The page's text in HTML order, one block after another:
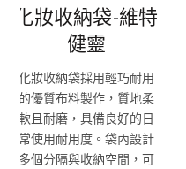
化妝收納袋-維特
健靈
化妝收納袋採用輕巧耐用
的優質布料製作，質地柔
軟且耐磨，具備良好的日
常使用耐用度。袋內設計
多個分隔與收納空間，可